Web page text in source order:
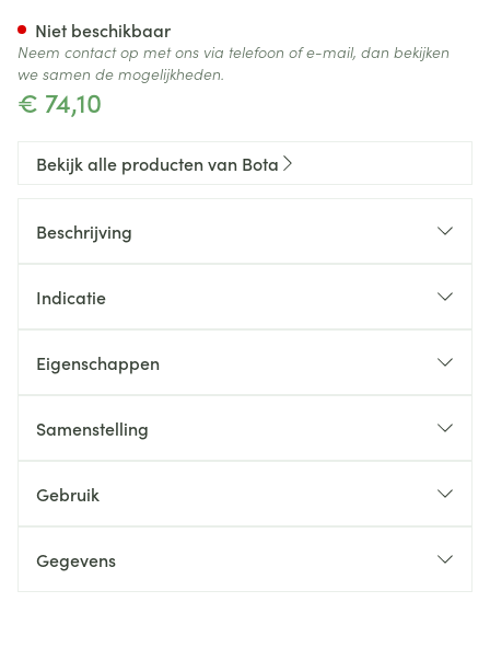
€ 74,10
Niet beschikbaar
Neem contact op met ons via telefoon of e-mail, dan bekijken
we samen de mogelijkheden.
Bekijk alle producten van Bota
Beschrijving
Indicatie
Eigenschappen
Samenstelling
Gebruik
Gegevens